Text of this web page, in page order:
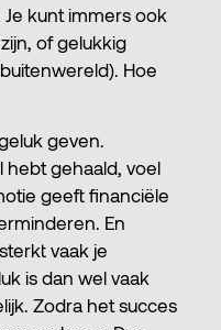
kunt immers ook
of gelukkig
Hoe
geven.
hebt gehaald, voel
geeft financiële
En
vaak je
is dan wel vaak
Zodra het succes